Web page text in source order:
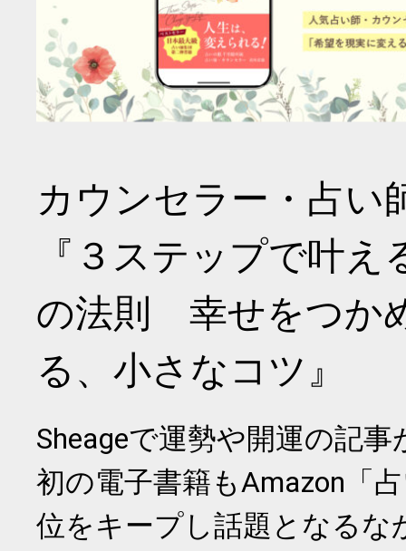
カウンセラー・占い
『３ステップで叶
の法則 幸せをつか
る、小さなコツ』
Sheageで運勢や開運の記
初の電子書籍もAmazon「
位をキープし話題となるな